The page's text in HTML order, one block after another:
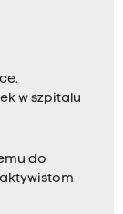
w szpitalu
do